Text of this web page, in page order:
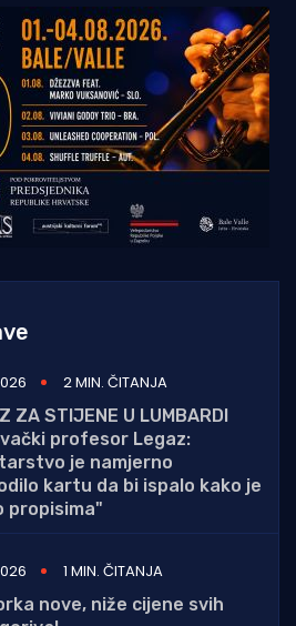
2 MIN. ČITANJA
ZA STIJENE U LUMBARDI
profesor Legaz:
je namjerno
kartu da bi ispalo kako je
propisima"
1 MIN. ČITANJA
nove, niže cijene svih